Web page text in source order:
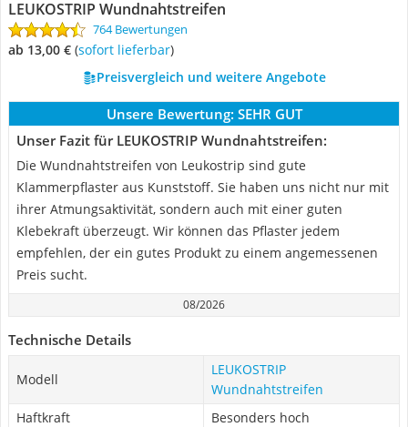
LEUKOSTRIP Wundnahtstreifen
764 Bewertungen
ab 13,00 € ( Sofort lieferbar)
Preisvergleich und weitere Angebote
Unsere Bewertung: SEHR GUT
Unser Fazit für LEUKOSTRIP Wundnahtstreifen:
Die Wundnahtstreifen von Leukostrip sind gute
Klammerpflaster aus Kunststoff. Sie haben uns nicht nur mit
ihrer Atmungsaktivität, sondern auch mit einer guten
Klebekraft überzeugt. Wir können das Pflaster jedem
empfehlen, der ein gutes Produkt zu einem angemessenen
Preis sucht.
08/2026
Technische Details
Modell
LEUKOSTRIP
Wundnahtstreifen
Haftkraft
Besonders hoch